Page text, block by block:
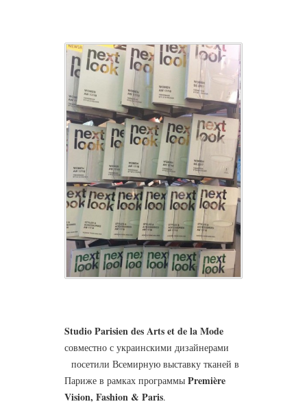
Studio Parisien des Arts et de la Mode
совместно с украинскими дизайнерами
посетили Всемирную выставку тканей в
Париже в рамках программы Première
Vision, Fashion & Paris.